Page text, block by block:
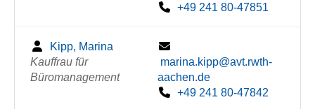
+49 241 80-47851
Kipp, Marina
Kauffrau für
Büromanagement
marina.kipp@avt.rwth-
aachen.de
+49 241 80-47842